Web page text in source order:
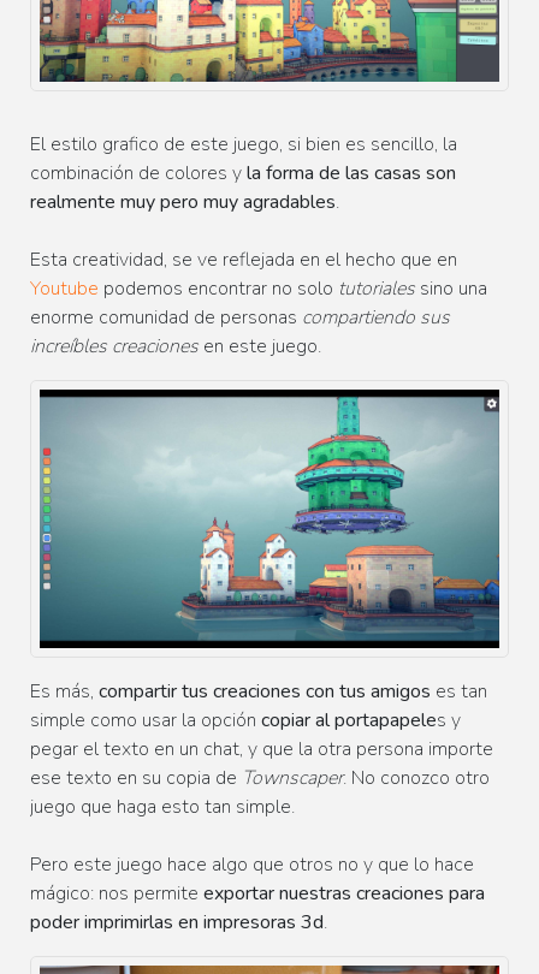
El estilo grafico de este juego, si bien es sencillo, la
combinación de colores yla forma de las casas son
realmente muy pero muy agradables.
Esta creatividad, se ve reflejada en el hecho que en
Youtube podemos encontrar no solo tutoriales sino una
enorme comunidad de personas compartiendo sus
increíbles creaciones en este juego.
Es más, compartir tus creaciones con tus amigos es tan
simple como usar la opción copiar al portapapeles y
pegar el texto en un chat, y que la otra persona importe
ese texto en su copia de Townscaper. No conozco otro
juego que haga esto tan simple.
Pero este juego hace algo que otros no y que lo hace
mágico: nos permite exportar nuestras creaciones para
poder imprimirlas en impresoras 3d.